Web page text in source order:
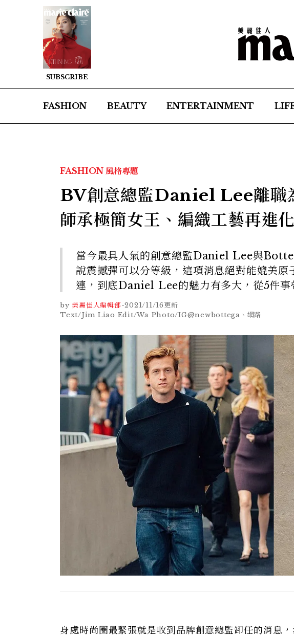
SUBSCRIBE
FASHION BEAUTY ENTERTAINMENT
FASHION 風格專題
BV創意總監Daniel Lee離職
師承極簡女王、編織工藝再進
當今最具人氣的創意總監Daniel Lee與
說震撼彈可以分等級，這項消息絕對能媲美
連，到底Daniel Lee的魅力有多大，從5件事
by 美麗佳人編輯部-2021/11/16更新
Text/Jim Liao Edit/Wa Photo/IG@newbottega、網路
身處時尚圈最緊張就是收到品牌創意總監卸任的消